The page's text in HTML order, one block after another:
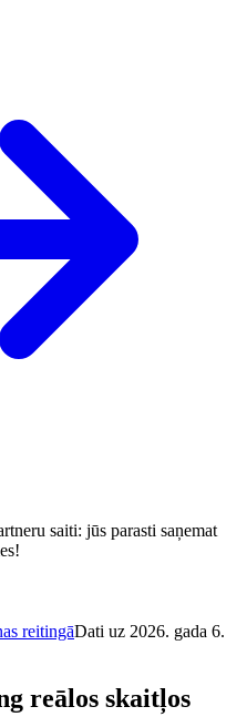
saiti: jūs parasti saņemat
reitingāDati uz 2026. gada 6.
reālos skaitļos